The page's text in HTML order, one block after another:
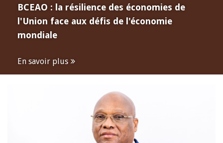
BCEAO : la résilience des économies de
l'Union face aux défis de l'économie
mondiale
En savoir plus